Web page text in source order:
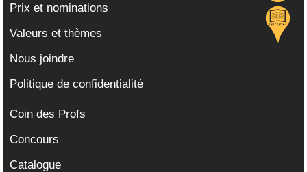
Prix et nominations
Valeurs et thèmes
Nous joindre
Politique de confidentialité
Coin des Profs
Concours
Catalogue